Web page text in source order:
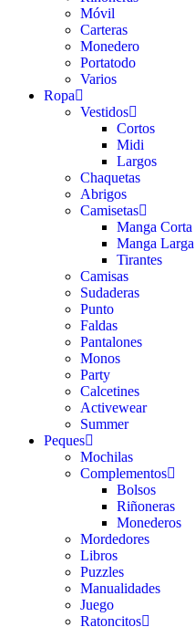
Móvil
Carteras
Monedero
Portatodo
Varios
Ropa
Vestidos
Cortos
Midi
Largos
Chaquetas
Abrigos
Camisetas
Manga Corta
Manga Larga
Tirantes
Camisas
Sudaderas
Punto
Faldas
Pantalones
Monos
Party
Calcetines
Activewear
Summer
Peques
Mochilas
Complementos
Bolsos
Riñoneras
Monederos
Mordedores
Libros
Puzzles
Manualidades
Juego
Ratoncitos